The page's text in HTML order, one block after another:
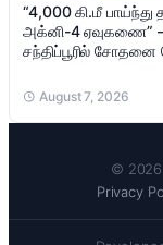
“4,000 கி.மீ பாய்ந்து
அக்னி-4 ஏவுகணை” –
சந்திப்பூரில் சோதனை
August 7, 2026
© 2026
Privacy